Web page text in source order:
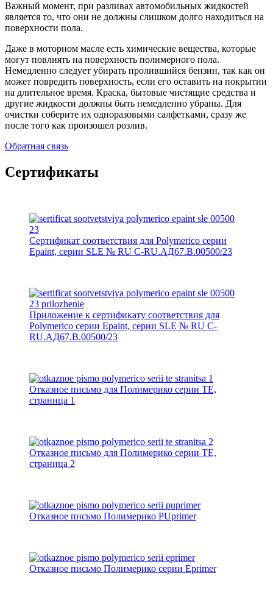
Важный момент, при разливах автомобильных жидкостей
является то, что они не должны слишком долго находиться на
поверхности пола.
Даже в моторном масле есть химические вещества, которые
могут повлиять на поверхность полимерного пола.
Немедленно следует убирать пролившийся бензин, так как он
может повредить поверхность, если его оставить на покрытии
на длительное время. Краска, бытовые чистящие средства и
другие жидкости должны быть немедленно убраны. Для
очистки соберите их одноразовыми салфетками, сразу же
после того как произошел розлив.
Обратная связь
Сертификаты
Сертификат соответствия для Polymerico серии
Epaint, серии SLE № RU C-RU.АД67.В.00500/23
Приложение к сертификату соответствия для
Polymerico серии Epaint, серии SLE № RU C-
RU.АД67.В.00500/23
Отказное письмо для Полимерико серии TE,
страница 1
Отказное письмо для Полимерико серии TE,
страница 2
Отказное письмо Полимерико PUprimer
Отказное письмо Полимерико серии Eprimer